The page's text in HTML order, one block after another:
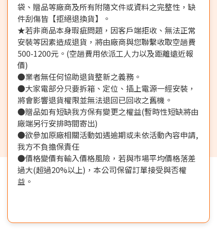
袋、贈品等廠商及所有附隨文件或資料之完整性，缺
件刮傷皆【拒絕退換貨】。
★若非商品本身瑕疵問題，因客戶端拒收、無法正常
安裝等因素造成退貨，將由廠商與您聯繫收取空趟費
500-1200元。(空趟費用依派工人力以及距離遠近報
價)
●業者無任何協助退貨整新之義務。
●大家電部分只要拆箱、定位、插上電源一經安裝，
將會影響退貨權限並無法退回已回收之舊機。
●贈品如有短缺我方保有變更之權益(暫時性短缺將由
廠端另行安排時間寄出)
●欲參加原廠相關活動如遇逾期或未依活動內容申請,
我方不負擔保責任
●價格變價有輸入價格風險，若與市場平均價格落差
過大(超過20%以上)，本公司保留訂單接受與否權
益。